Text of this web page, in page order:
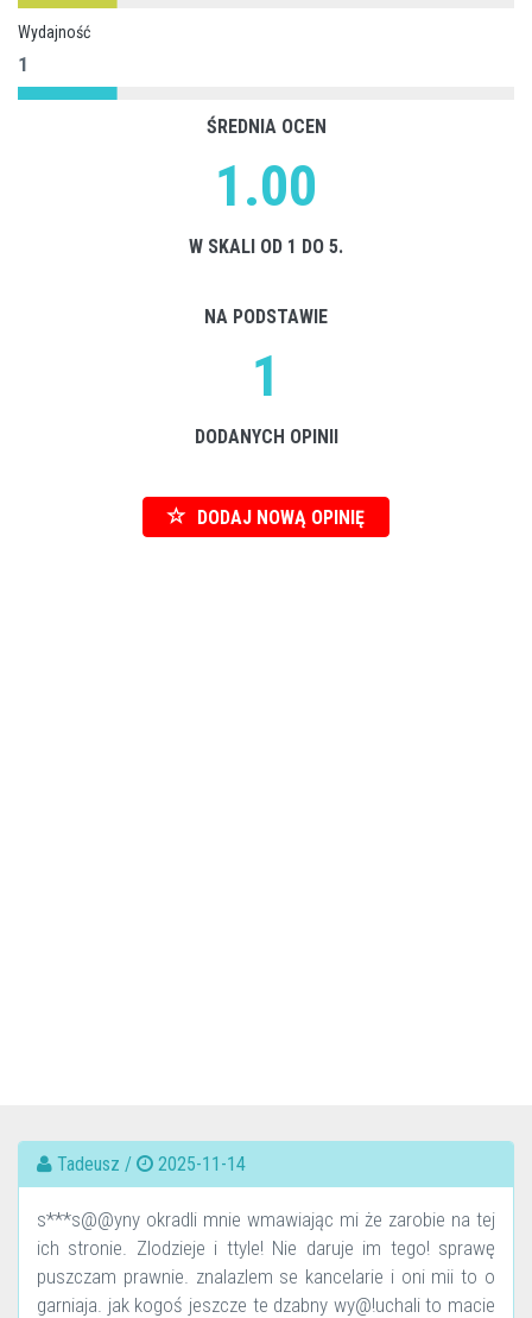
Wydajność
1
ŚREDNIA OCEN
1.00
W SKALI OD 1 DO 5.
NA PODSTAWIE
1
DODANYCH OPINII
DODAJ NOWĄ OPINIĘ
Tadeusz / 2025-11-14
s***s@@yny okradli mnie wmawiając mi że zarobie na tej
ich stronie. Zlodzieje i ttyle! Nie daruje im tego! sprawę
puszczam prawnie. znalazlem se kancelarie i oni mii to o
garniaja. jak kogoś jeszcze te dzabny wy@!uchali to macie